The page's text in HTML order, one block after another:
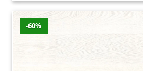
-60%